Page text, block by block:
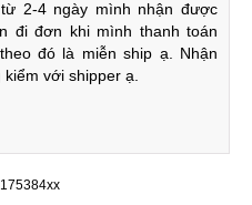
được trả góp lãi suất 0% để
có thể đăng ký mua trả góp
hàng. Quá trình này rất đơn
thêm chi tiết, hãy đến cửa
2-4 ngày mình nhận được
đi đơn khi mình thanh toán
đó là miễn ship ạ. Nhận
với shipper ạ.